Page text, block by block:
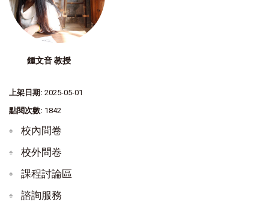
鍾文音 教授
上架日期: 2025-05-01
點閱次數: 1842
校內問卷
校外問卷
課程討論區
諮詢服務